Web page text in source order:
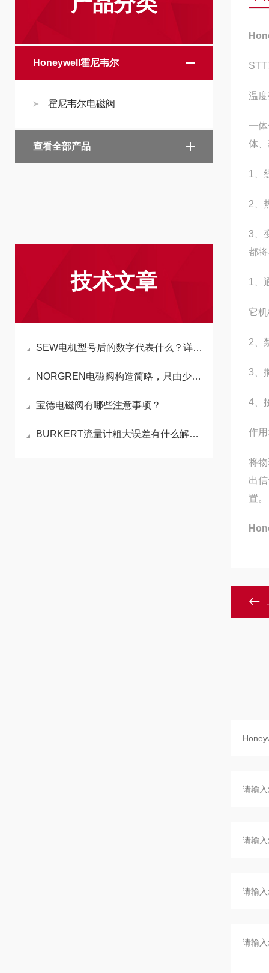
Honeywell霍尼韦尔
霍尼韦尔电磁阀
查看全部产品
技术文章
SEW电机型号后的数字代表什么？详解电机型号数字含义
NORGREN电磁阀构造简略，只由少数几个零件组成
宝德电磁阀有哪些注意事项？
BURKERT流量计粗大误差有什么解决方法
温
一
体
1、
2、
3、
都
1、
它
2、
3、
4、
作
将
出
置。